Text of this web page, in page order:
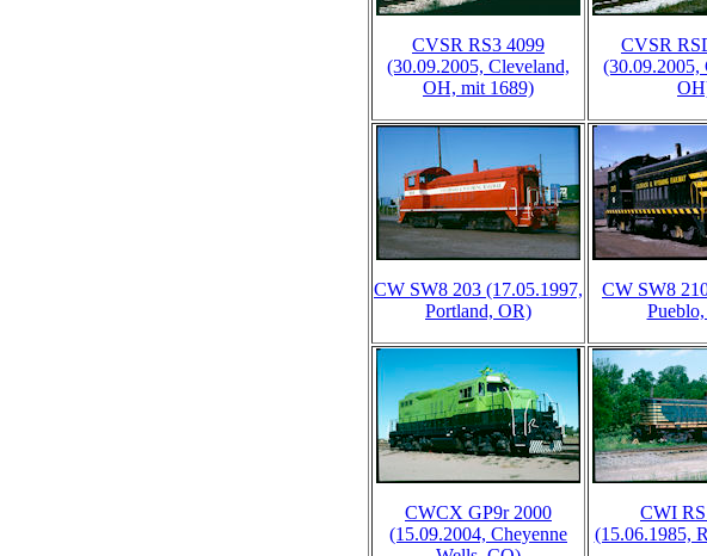
CVSR RS3 4099
(30.09.2005, Cleveland,
OH, mit 1689)
CVSR
(30.09.2005,
CW SW8 203 (17.05.1997,
Portland, OR)
CW SW8
CWCX GP9r 2000
(15.09.2004, Cheyenne
CWI
(15.06.1985,